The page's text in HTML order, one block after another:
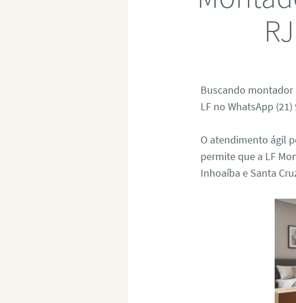
Buscando montador
LF no WhatsApp
O atendimento ágil
permite que a LF
Inhoaíba e Santa